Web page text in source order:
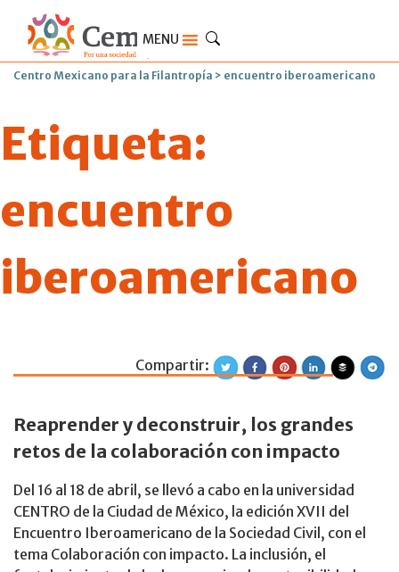
MENU
Centro Mexicano para la Filantropía > encuentro iberoamericano
Etiqueta:
encuentro
iberoamericano
Concluyó el XVII
Compartir:
Reaprender y deconstruir, los grandes
retos de la colaboración con impacto
Del 16 al 18 de abril, se llevó a cabo en la universidad
CENTRO de la Ciudad de México, la edición XVII del
Encuentro Iberoamericano de la Sociedad Civil, con el
tema Colaboración con impacto. La inclusión, el